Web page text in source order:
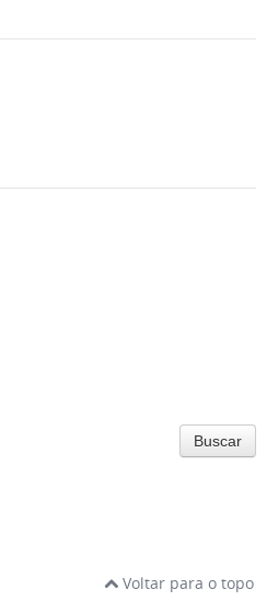
Buscar
Voltar para o topo